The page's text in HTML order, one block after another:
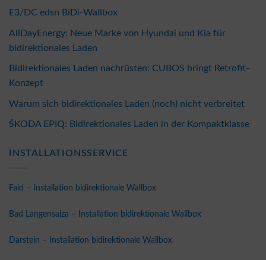
E3/DC edsn BiDi-Wallbox
AllDayEnergy: Neue Marke von Hyundai und Kia für
bidirektionales Laden
Bidirektionales Laden nachrüsten: CUBOS bringt Retrofit-
Konzept
Warum sich bidirektionales Laden (noch) nicht verbreitet
ŠKODA EPIQ: Bidirektionales Laden in der Kompaktklasse
INSTALLATIONSSERVICE
Faid – Installation bidirektionale Wallbox
Bad Langensalza – Installation bidirektionale Wallbox
Darstein – Installation bidirektionale Wallbox